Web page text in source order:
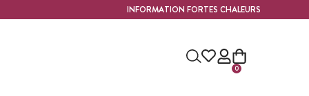
INFORMATION FORTES CHALEURS
0